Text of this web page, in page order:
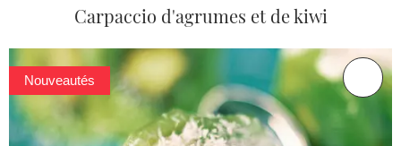
Carpaccio d'agrumes et de kiwi
Nouveautés